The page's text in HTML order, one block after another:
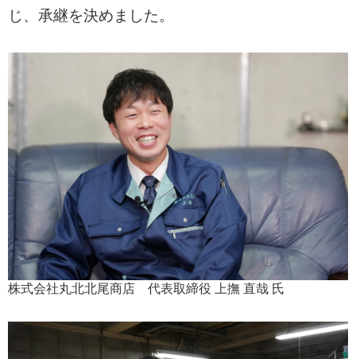
じ、承継を決めました。
株式会社丸北北尾商店 代表取締役 上撫 直哉 氏